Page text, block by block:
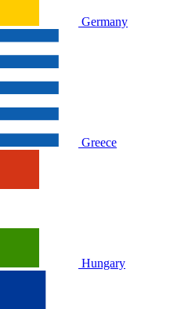
Germany
Greece
Hungary